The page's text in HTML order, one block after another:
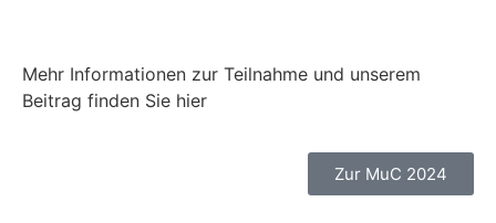
Mehr Informationen zur Teilnahme und unserem
Beitrag finden Sie hier
Zur MuC 2024